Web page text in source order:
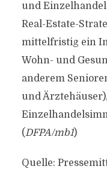
und
Real-Estate-
mittelfristig ein
Wohn- und
anderem
und
(DFPA/mb1)
Quelle: